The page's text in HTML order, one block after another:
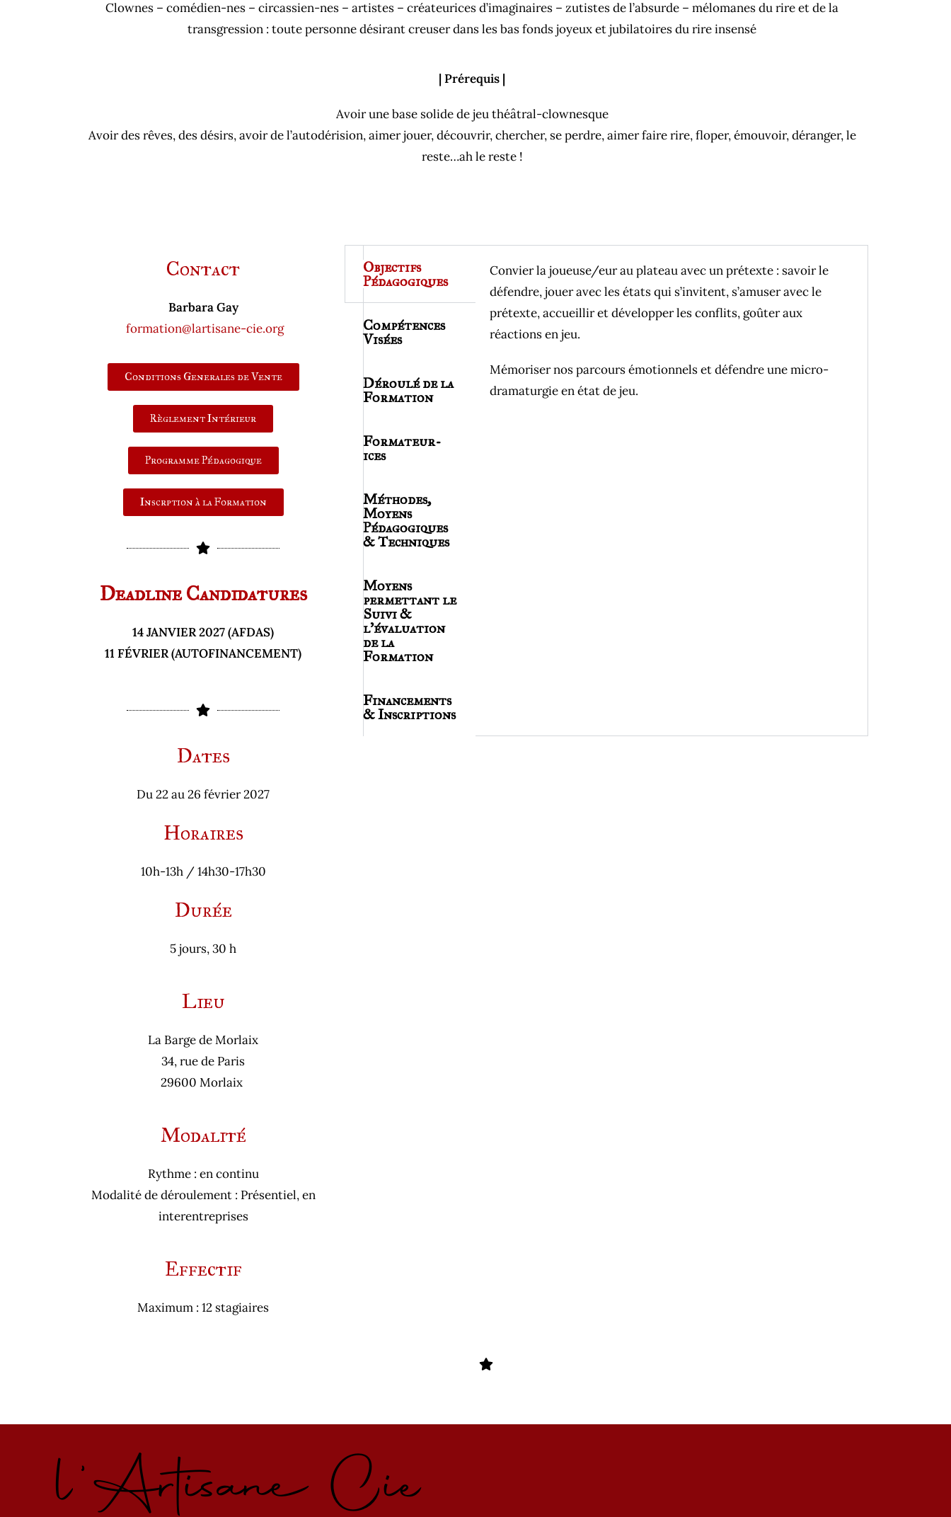
Clownes – comédien-nes – circassien-nes – artistes – créateurices d’imaginaires – zutistes de l’absurde – mélomanes du rire et de la
transgression : toute personne désirant creuser dans les bas fonds joyeux et jubilatoires du rire insensé
| Prérequis |
Avoir une base solide de jeu théâtral-clownesque
Avoir des rêves, des désirs, avoir de l’autodérision, aimer jouer, découvrir, chercher, se perdre, aimer faire rire, floper, émouvoir, déranger, le
reste…ah le reste !
Contact
Barbara Gay
formation@lartisane-cie.org
Conditions Generales de Vente
Règlement Intérieur
Programme Pédagogique
Inscrption à la Formation
Deadline Candidatures
14 JANVIER 2027 (AFDAS)
11 FÉVRIER (AUTOFINANCEMENT)
Dates
Du 22 au 26 février 2027
Horaires
10h-13h / 14h30-17h30
Durée
5 jours, 30 h
Lieu
La Barge de Morlaix
34, rue de Paris
29600 Morlaix
Modalité
Rythme : en continu
Modalité de déroulement : Présentiel, en
interentreprises
Effectif
Maximum : 12 stagiaires
Objectifs
Pédagogiques
Compétences
Visées
Déroulé de la
Formation
Formateur-
ices
Méthodes,
Moyens
Pédagogiques
& Techniques
Moyens
permettant le
Suivi &
l'évaluation
de la
Formation
Financements
& Inscriptions
Convier la joueuse/eur au plateau avec un prétexte : savoir le
défendre, jouer avec les états qui s’invitent, s’amuser avec le
prétexte, accueillir et développer les conflits, goûter aux
réactions en jeu.
Mémoriser nos parcours émotionnels et défendre une micro-
dramaturgie en état de jeu.
l'Artisane Cie